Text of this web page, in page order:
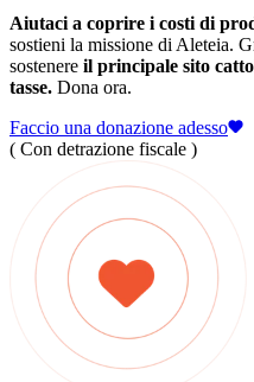
Aiutaci a coprire i costi di
sostieni la missione di Aleteia.
sostenere il principale sito
tasse. Dona ora.
Faccio una donazione adesso
( Con detrazione fiscale )